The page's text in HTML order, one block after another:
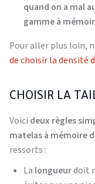
quand on a mal
gamme à
Pour aller plus loin,
de choisir la densité
CHOISIR LA
Voici deux règles
matelas à mémoire
ressorts :
La longueurdoit